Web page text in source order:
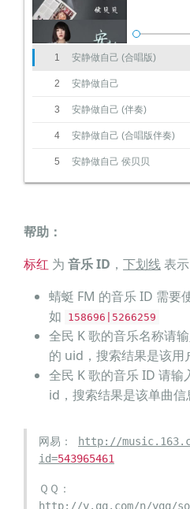
1 安静做自己 (合唱版)
2 安静做自己
3 安静做自己 (伴奏)
4 安静做自己 (合唱版伴奏)
5 安静做自己 侯贝贝
帮助：
标红 为 音乐 ID ， 下划线表示
蜻蜓 FM 的音乐 ID 需要
如
158696|5266259
全民 K 歌的音乐名称请
的 uid，搜索结果是该用
全民 K 歌的音乐 ID 请输
id，搜索结果是该单曲信
网易：
http://
id=543965461
ＱＱ：
http://y.qq.com/n/yqq/